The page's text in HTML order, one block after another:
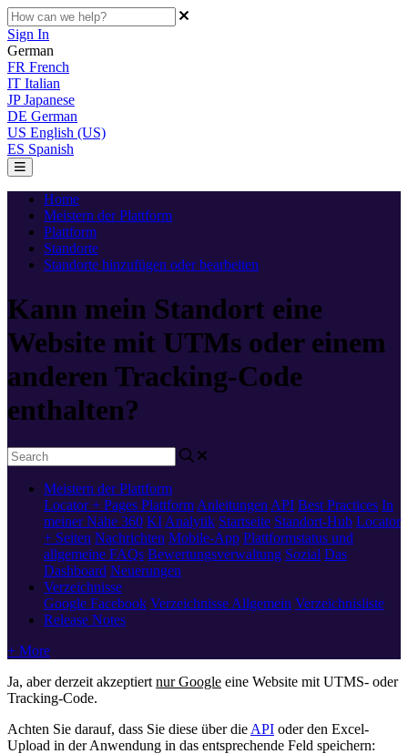
Sign In
German
FR French
IT Italian
JP Japanese
DE German
US English (US)
ES Spanish
Home
Meistern der Plattform
Plattform
Standorte
Standorte hinzufügen oder bearbeiten
Kann mein Standort eine
Website mit UTMs oder einem
anderen Tracking-Code
enthalten?
Meistern der Plattform
Locator + Pages Plattform Anleitungen API Best Practices In
meiner Nähe 360 KI Analytik Startseite Standort-Hub Locator
+ Seiten Nachrichten Mobile-App Plattformstatus und
allgemeine FAQs Bewertungsverwaltung Sozial Das
Dashboard Neuerungen
Verzeichnisse
Google Facebook Verzeichnisse Allgemein Verzeichnisliste
Release Notes
+ More
Ja, aber derzeit akzeptiert nur Google eine Website mit UTMS- oder
Tracking-Code.
Achten Sie darauf, dass Sie diese über die API oder den Excel-
Upload in der Anwendung in das entsprechende Feld speichern: